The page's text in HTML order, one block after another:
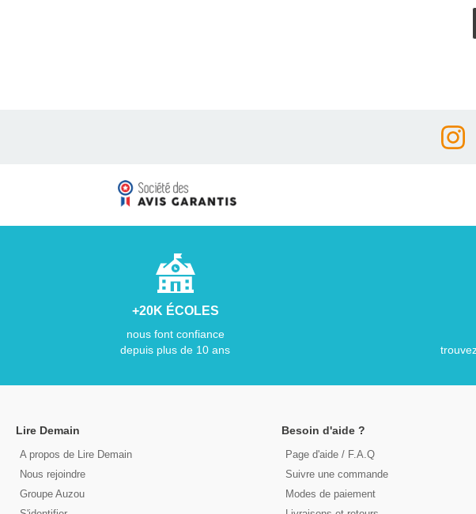
+20K ÉCOLES
nous font confiance
depuis plus de 10 ans
Lire Demain
A propos de Lire Demain
Nous rejoindre
Groupe Auzou
Besoin d'aide ?
Page d'aide / F.A.Q
Suivre une commande
Modes de paiement